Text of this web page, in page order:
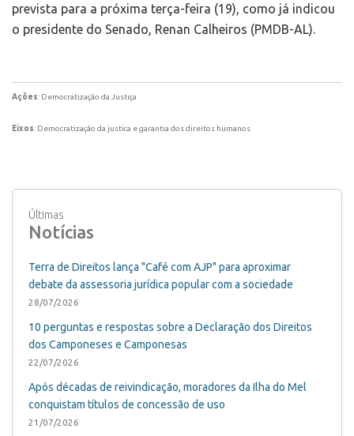
prevista para a próxima terça-feira (19), como já indicou
o presidente do Senado, Renan Calheiros (PMDB-AL).
Ações: Democratização da Justiça
Eixos: Democratização da justica e garantia dos direitos humanos
Últimas
Notícias
Terra de Direitos lança "Café com AJP" para aproximar
debate da assessoria jurídica popular com a sociedade
28/07/2026
10 perguntas e respostas sobre a Declaração dos Direitos
dos Camponeses e Camponesas
22/07/2026
Após décadas de reivindicação, moradores da Ilha do Mel
conquistam títulos de concessão de uso
21/07/2026